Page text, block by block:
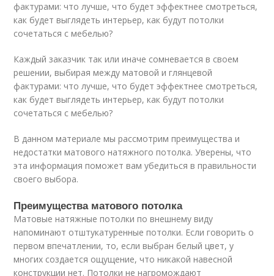
фактурами: что лучше, что будет эффектнее смотреться,
как будет выглядеть интерьер, как будут потолки
сочетаться с мебелью?
Каждый заказчик так или иначе сомневается в своем
решении, выбирая между матовой и глянцевой
фактурами: что лучше, что будет эффектнее смотреться,
как будет выглядеть интерьер, как будут потолки
сочетаться с мебелью?
В данном материале мы рассмотрим преимущества и
недостатки матового натяжного потолка. Уверены, что
эта информация поможет вам убедиться в правильности
своего выбора.
Преимущества матового потолка
Матовые натяжные потолки по внешнему виду
напоминают отштукатуренные потолки. Если говорить о
первом впечатлении, то, если выбран белый цвет, у
многих создается ощущение, что никакой навесной
конструкции нет. Потолки не нагромождают